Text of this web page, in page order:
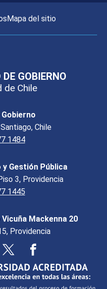
Mapa del sitio
DE GOBIERNO
de Chile
Chile
1484
y Gestión Pública
3, Providencia
1445
Mackenna 20
Providencia